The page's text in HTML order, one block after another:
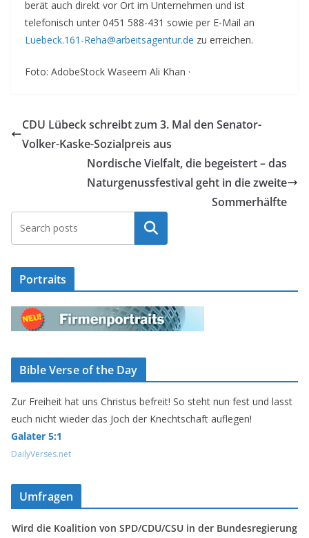
berät auch direkt vor Ort im Unternehmen und ist
telefonisch unter 0451 588-431 sowie per E-Mail an
Luebeck.161-Reha@arbeitsagentur.de zu erreichen.
Foto: AdobeStock Waseem Ali Khan ·
CDU Lübeck schreibt zum 3. Mal den Senator-
Volker-Kaske-Sozialpreis aus
Nordische Vielfalt, die begeistert – das
Naturgenussfestival geht in die zweite
Sommerhälfte
Suchen
Portraits
Bible Verse of the Day
Zur Freiheit hat uns Christus befreit! So steht nun fest und lasst
euch nicht wieder das Joch der Knechtschaft auflegen!
Galater 5:1
DailyVerses.net
Umfragen
Wird die Koalition von SPD/CDU/CSU in der Bundesregierung